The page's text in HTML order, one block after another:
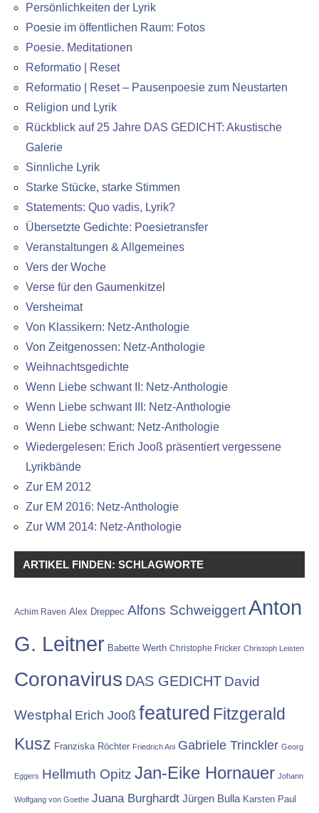
Persönlichkeiten der Lyrik
Poesie im öffentlichen Raum: Fotos
Poesie. Meditationen
Reformatio | Reset
Reformatio | Reset – Pausenpoesie zum Neustarten
Religion und Lyrik
Rückblick auf 25 Jahre DAS GEDICHT: Akustische
Galerie
Sinnliche Lyrik
Starke Stücke, starke Stimmen
Statements: Quo vadis, Lyrik?
Übersetzte Gedichte: Poesietransfer
Veranstaltungen & Allgemeines
Vers der Woche
Verse für den Gaumenkitzel
Versheimat
Von Klassikern: Netz-Anthologie
Von Zeitgenossen: Netz-Anthologie
Weihnachtsgedichte
Wenn Liebe schwant II: Netz-Anthologie
Wenn Liebe schwant III: Netz-Anthologie
Wenn Liebe schwant: Netz-Anthologie
Wiedergelesen: Erich Jooß präsentiert vergessene
Lyrikbände
Zur EM 2012
Zur EM 2016: Netz-Anthologie
Zur WM 2014: Netz-Anthologie
ARTIKEL FINDEN: SCHLAGWORTE
Achim Raven Alex Dreppec Alfons SchweiggertAnton
G. Leitner Babette Werth Christophe Fricker Christoph Leisten
Coronavirus DAS GEDICHT David
Westphal Erich Jooß featured Fitzgerald
Kusz Franziska Röchter Friedrich Ani Gabriele Trinckler Georg
Eggers Hellmuth Opitz Jan-Eike Hornauer Johann
Wolfgang von Goethe Juana Burghardt Jürgen Bulla Karsten Paul